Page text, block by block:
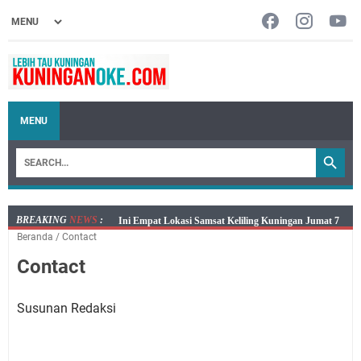
MENU
BREAKING NEWS :
Jumat 7 Agustus 2026 Mobil SIM Keliling Ada di
Beranda / Contact
Contact
Susunan Redaksi